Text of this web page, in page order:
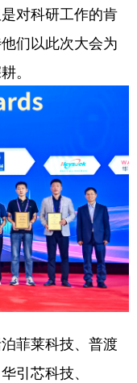
对科研工作的肯
们以此次大会为
。
菲莱科技、普渡
引芯科技、